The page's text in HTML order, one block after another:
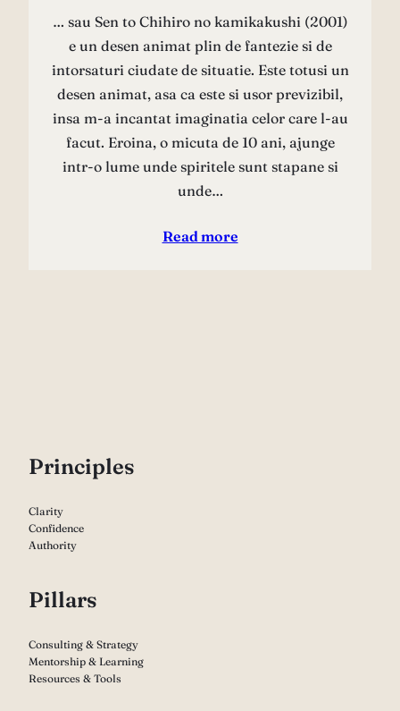
… sau Sen to Chihiro no kamikakushi (2001)
e un desen animat plin de fantezie si de
intorsaturi ciudate de situatie. Este totusi un
desen animat, asa ca este si usor previzibil,
insa m-a incantat imaginatia celor care l-au
facut. Eroina, o micuta de 10 ani, ajunge
intr-o lume unde spiritele sunt stapane si
unde…
Read more
Principles
Clarity
Confidence
Authority
Pillars
Consulting & Strategy
Mentorship & Learning
Resources & Tools